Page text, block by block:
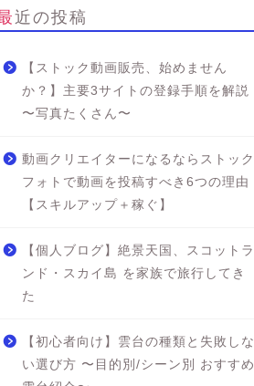
最近の投稿
【ストック動画販売、始めません
か？】主要3サイトの登録手順を解説
〜写真たくさん〜
動画クリエイターになるならストック
フォトで動画を投稿すべき6つの理由
【スキルアップ＋稼ぐ】
【個人ブログ】絶景天国、スコットラ
ンド・スカイ島 を家族で旅行してき
た
【初心者向け】雲台の種類と失敗しな
い選び方 〜目的別/シーン別 おすすめ